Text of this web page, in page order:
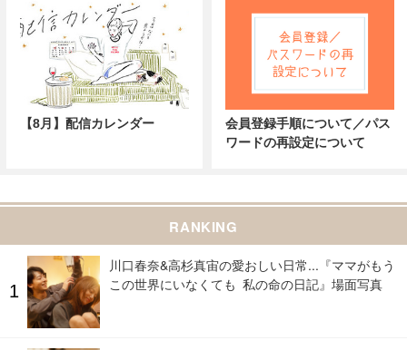
【8月】配信カレンダー
会員登録手順について／パス
ワードの再設定について
RANKING
川口春奈&高杉真宙の愛おしい日常...『ママがもう
この世界にいなくても 私の命の日記』場面写真